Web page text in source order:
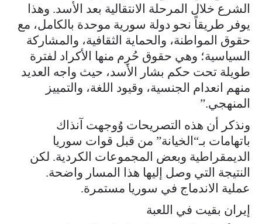
الشرع خلال المرحلة الانتقالية بعد الأسد. وهذا
يوفر طريقاً نحو دولة سورية موحدة بالكامل، مع
حقوق المواطنة، والحماية الثقافية، والمشاركة
السياسية؛ وهي حقوق حُرِم منها الأكراد لفترة
طويلة تحت حكم بشار الأسد، حيث واجه العديد
منهم انعدام الجنسية، وقيود اللغة، والتمييز
المنهجي.”
ونذكر أن هذه التصريحات وُوجهت آنذاك
باتهامات بـ“الخيانة” من قبل قوات سوريا
الديمقراطية وبعض المجموعات الكردية. لكن
النتيجة التي وصل إليها هذا المسار واضحة.
عملية الاندماج في سوريا مستمرة.
إيران بقيت في اللعبة